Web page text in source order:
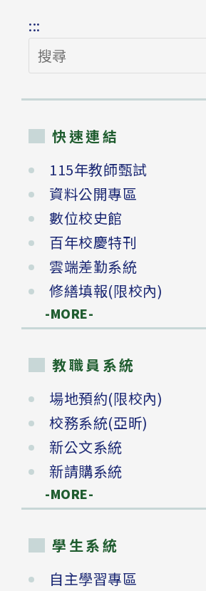
:::
搜
尋
快速連結
115年教師甄試
資料公開專區
數位校史館
百年校慶特刊
雲端差勤系統
修繕填報(限校內)
-MORE-
教職員系統
場地預約(限校內)
校務系統(亞昕)
新公文系統
新請購系統
-MORE-
學生系統
自主學習專區